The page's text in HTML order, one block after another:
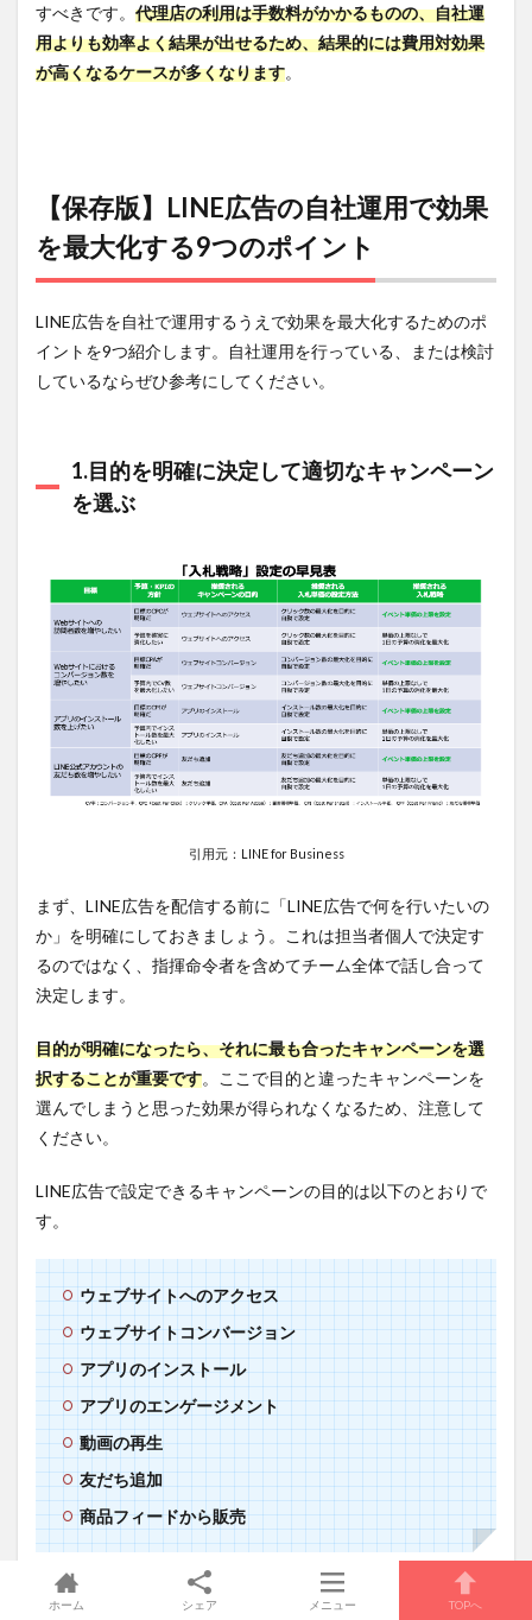
すべきです。 代理店の利用は手数料がかかるものの、自社運
用よりも効率よく結果が出せるため、結果的には費用対効果
が高くなるケースが多くなります。
【保存版】LINE広告の自社運用で効果
を最大化する9つのポイント
LINE広告を自社で運用するうえで効果を最大化するためのポ
イントを9つ紹介します。自社運用を行っている、または検討
しているならぜひ参考にしてください。
1.目的を明確に決定して適切なキャンペーン
を選ぶ
引用元：LINE for Business
まず、LINE広告を配信する前に「LINE広告で何を行いたいの
か」を明確にしておきましょう。これは担当者個人で決定す
るのではなく、指揮命令者を含めてチーム全体で話し合って
決定します。
目的が明確になったら、それに最も合ったキャンペーンを選
択することが重要です。ここで目的と違ったキャンペーンを
選んでしまうと思った効果が得られなくなるため、注意して
ください。
LINE広告で設定できるキャンペーンの目的は以下のとおりで
す。
ウェブサイトへのアクセス
ウェブサイトコンバージョン
アプリのインストール
アプリのエンゲージメント
動画の再生
友だち追加
商品フィードから販売
詳細は キャンペーン目的別設定ガイド を参照してください。
ホーム シェア メニュー TOPへ